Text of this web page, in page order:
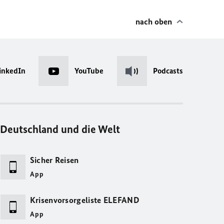
nach oben
YouTube Podcasts
Deutschland und die Welt
Sicher Reisen
App
Krisenvorsorgeliste ELEFAND
App